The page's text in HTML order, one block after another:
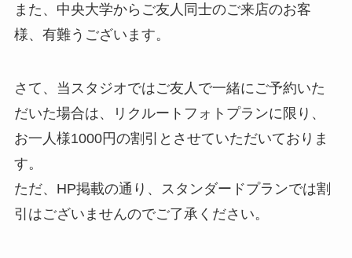
また、中央大学からご友人同士のご来店のお客
様、有難うございます。
さて、当スタジオではご友人で一緒にご予約いた
だいた場合は、リクルートフォトプランに限り、
お一人様1000円の割引とさせていただいておりま
す。
ただ、HP掲載の通り、スタンダードプランでは割
引はございませんのでご了承ください。